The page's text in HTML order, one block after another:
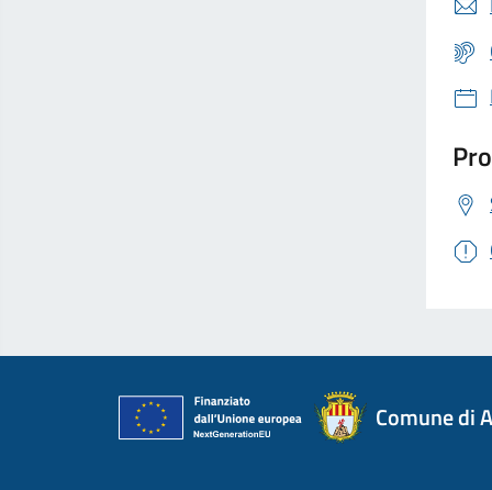
Comune di